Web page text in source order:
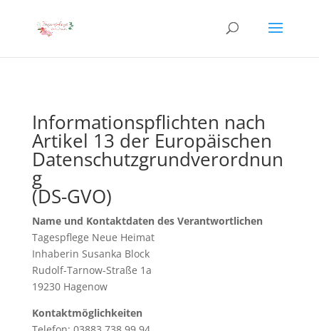
Informationspflichten nach
Artikel 13 der Europäischen
Datenschutzgrundverordnun
g
(DS-GVO)
Name und Kontaktdaten des Verantwortlichen
Tagespflege Neue Heimat
Inhaberin Susanka Block
Rudolf-Tarnow-Straße 1a
19230 Hagenow
Kontaktmöglichkeiten